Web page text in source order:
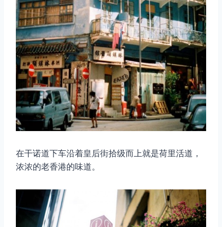
在干诺道下车沿着皇后街拾级而上就是荷里活道，
浓浓的老香港的味道。